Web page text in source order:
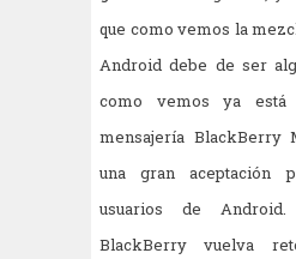
que como vemos la
Android debe de ser
como vemos ya está
mensajería BlackBerry
una gran aceptación
usuarios de Android.
BlackBerry vuelva